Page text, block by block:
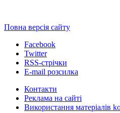
Повна версія сайту
Facebook
Twitter
RSS-стрічки
E-mail розсилка
Контакти
Реклама на сайті
Використання матеріалів